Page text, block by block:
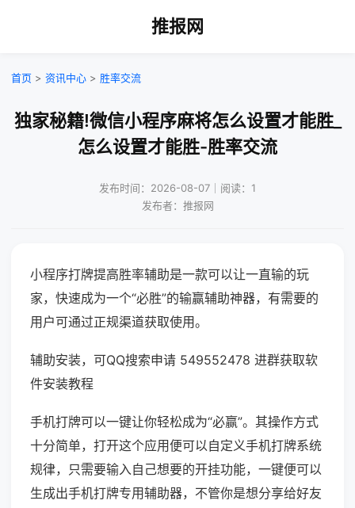
推报网
首页 > 资讯中心 > 胜率交流
独家秘籍!微信小程序麻将怎么设置才能胜_
怎么设置才能胜-胜率交流
发布时间：2026-08-07｜阅读：1
发布者：推报网
小程序打牌提高胜率辅助是一款可以让一直输的玩
家，快速成为一个“必胜”的输赢辅助神器，有需要的
用户可通过正规渠道获取使用。
辅助安装，可QQ搜索申请 549552478 进群获取软
件安装教程
手机打牌可以一键让你轻松成为“必赢”。其操作方式
十分简单，打开这个应用便可以自定义手机打牌系统
规律，只需要输入自己想要的开挂功能，一键便可以
生成出手机打牌专用辅助器，不管你是想分享给好友